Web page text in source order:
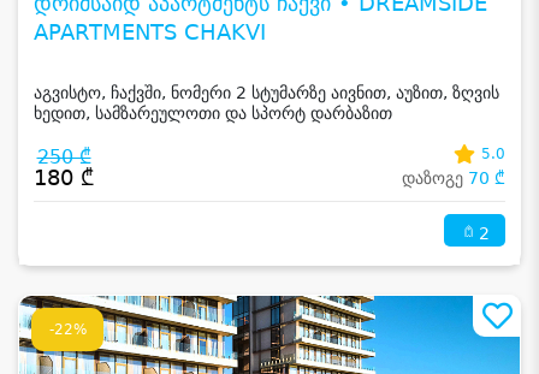
APARTMENTS CHAKVI
აგვისტო, ჩაქვში, ნომერი 2 სტუმარზე აივნით, აუზით, ზღვის
ხედით, სამზარეულოთი და სპორტ დარბაზით
250 ₾
180 ₾
5.0
დაზოგე 70 ₾
2
-22%